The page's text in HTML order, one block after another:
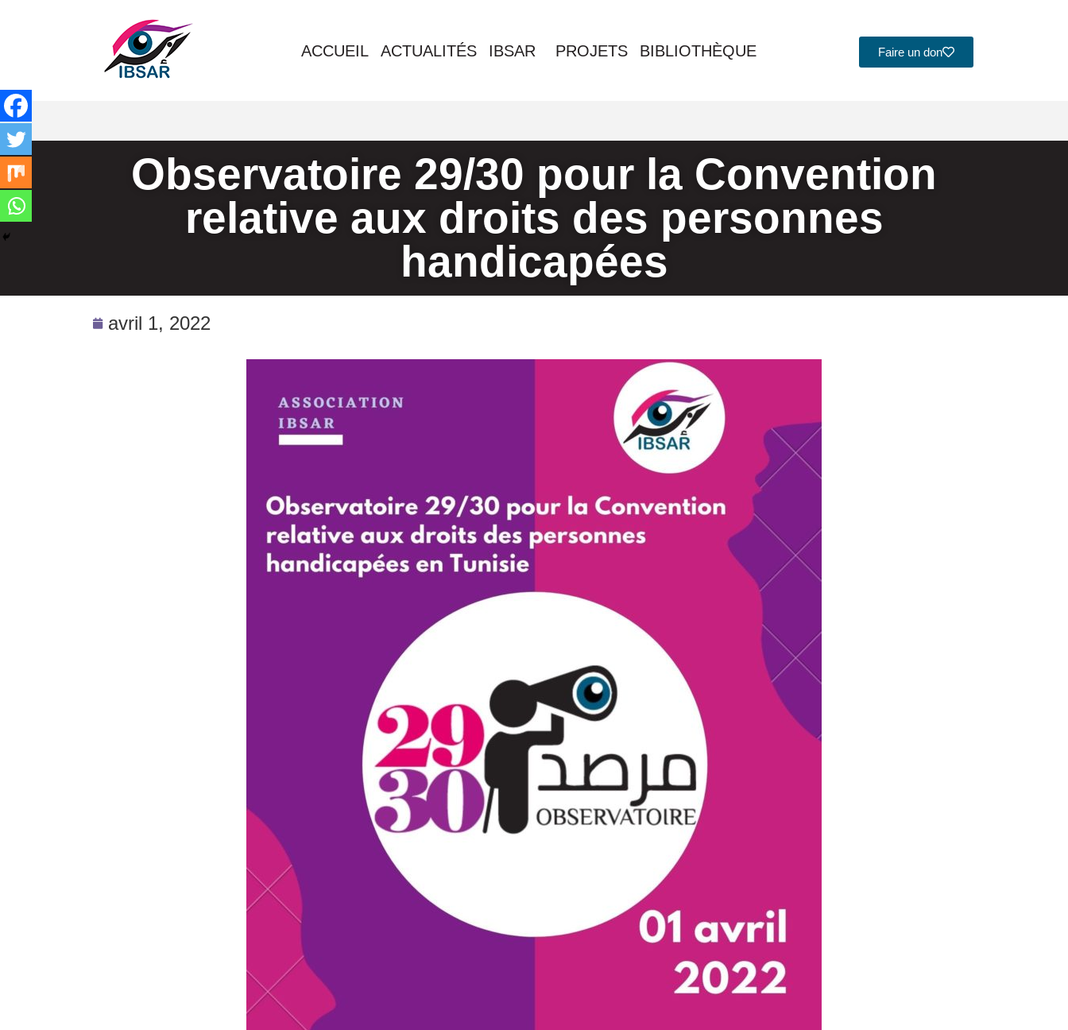
contenu
ACCUEIL ACTUALITÉS IBSAR PROJETS BIBLIOTHÈQUE Faire un don
Observatoire 29/30 pour la Convention
relative aux droits des personnes
handicapées
avril 1, 2022